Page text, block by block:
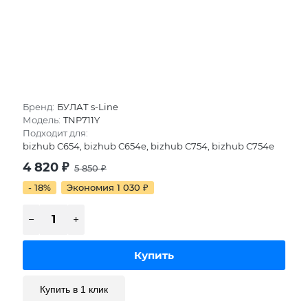
Бренд: БУЛАТ s-Line
Модель: TNP711Y
Подходит для:
bizhub C654, bizhub C654e, bizhub C754, bizhub C754e
4 820 ₽ 5 850₽
- 18%
Экономия 1 030 ₽
Купить в 1 клик